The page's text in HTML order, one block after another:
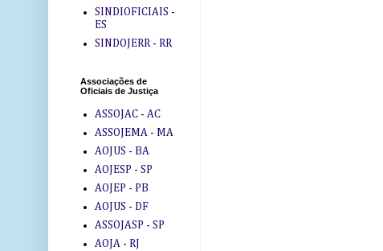
SINDIOFICIAIS -
ES
SINDOJERR - RR
Associações de
Oficiais de Justiça
ASSOJAC - AC
ASSOJEMA - MA
AOJUS - BA
AOJESP - SP
AOJEP - PB
AOJUS - DF
ASSOJASP - SP
AOJA - RJ